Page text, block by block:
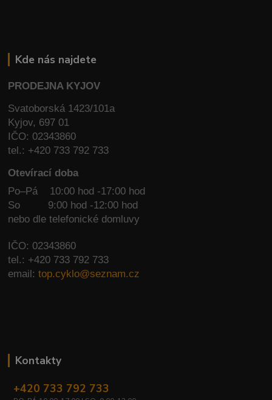
Kde nás najdete
PRODEJNA KYJOV
Svatoborská 1423/101a
Kyjov, 697 01
IČO: 02343860
tel.: +420 733 792 733
Otevírací doba
Po–Pá 10:00 hod -17:00 hod
So
9:00 hod -12:00 hod
nebo dle telefonické domluvy
IČO: 02343860
tel.: +420 733 792 733
email:top.cyklo@seznam.cz
Kontakty
+420 733 792 733